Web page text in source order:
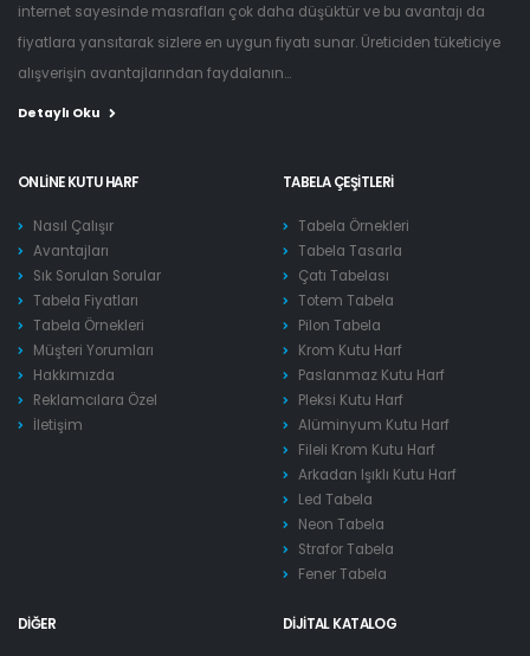
internet sayesinde masrafları çok daha düşüktür ve bu avantajı da
fiyatlara yansıtarak sizlere en uygun fiyatı sunar. Üreticiden tüketiciye
alışverişin avantajlarından faydalanın...
Detaylı Oku
ONLINE KUTU HARF
Nasıl Çalışır
Avantajları
Sık Sorulan Sorular
Tabela Fiyatları
Tabela Örnekleri
Müşteri Yorumları
Hakkımızda
Reklamcılara Özel
İletişim
TABELA ÇEŞITLERI
Tabela Örnekleri
Tabela Tasarla
Çatı Tabelası
Totem Tabela
Pilon Tabela
Krom Kutu Harf
Paslanmaz Kutu Harf
Pleksi Kutu Harf
Alüminyum Kutu Harf
Fileli Krom Kutu Harf
Arkadan Işıklı Kutu Harf
Led Tabela
Neon Tabela
Strafor Tabela
Fener Tabela
DIĞER DIJITAL KATALOG